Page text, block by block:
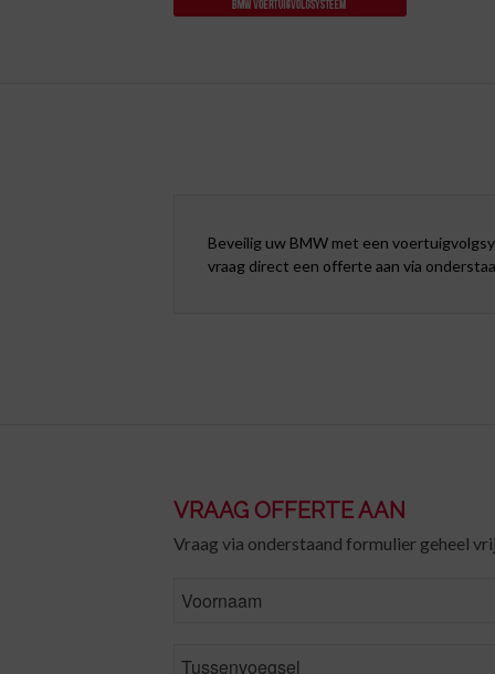
Beveilig uw BMW met een
vraag direct een offerte aan via
VRAAG OFFERTE AAN
Vraag via onderstaand formulier geheel